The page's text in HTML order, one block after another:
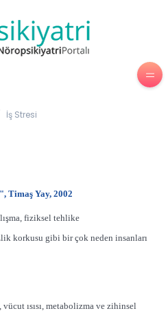
İş Stresi
Timaş Yay, 2002
fiziksel tehlike
korkusu gibi bir çok neden insanları
ısısı, metabolizma ve zihinsel